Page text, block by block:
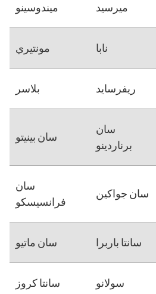
ميندوسينو ميرسيد
مونتيري نابا
بلاسر ريفرسايد
سان بينيتو
سان
برناردينو
سان
فرانسيسكو
سان جواكين
سان ماتيو سانتا باربرا
سانتا كروز سولانو